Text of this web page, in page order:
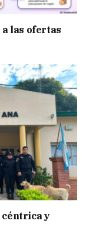
las ofertas
céntrica y